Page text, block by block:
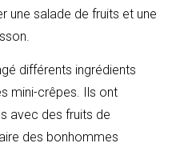
une salade de fruits et une
différents ingrédients
mini-crêpes. Ils ont
avec des fruits de
des bonhommes